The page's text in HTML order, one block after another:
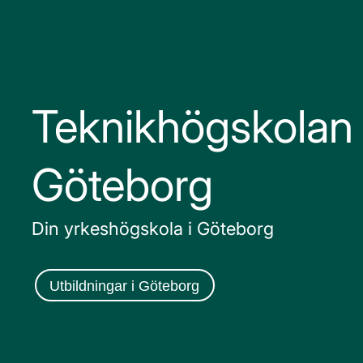
Teknikhögskolan
Göteborg
Din yrkeshögskola i Göteborg
Utbildningar i Göteborg